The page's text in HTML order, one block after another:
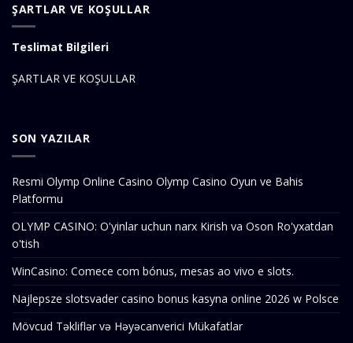
ŞARTLAR VE KOŞULLAR
Teslimat Bilgileri
ŞARTLAR VE KOŞULLAR
SON YAZILAR
Resmi Olymp Online Casino Olymp Casino Oyun ve Bahis
Platformu
OLYMP CASINO: O'yinlar uchun narx Kirish va Oson Ro'yxatdan
o'tish
WinCasino: Comece com bónus, mesas ao vivo e slots.
Najlepsze slotsvader casino bonus kasyna online 2026 w Polsce
Mövcud Təkliflər və Həyəcanverici Mükafatlar